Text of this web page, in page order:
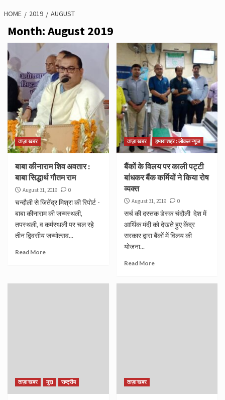
HOME 2019 AUGUST
Month:August 2019
ताज़ा खबर
बाबा कीनाराम शिव अवतार :
बाबा सिद्धार्थ गौतम राम
August 31, 2019 0
चन्दौली से जितेंद्र मिश्रा की रिपोर्ट -
बाबा कीनाराम की जन्मस्थली,
तपस्थली, व कर्मस्थली पर चल रहे
तीन द्विवसीय जन्मोत्सव...
Read More
ताज़ा खबर हमारा शहर : लोकल न्यूज
बैंकों के विलय पर काली पट्टी
बांधकर बैंक कर्मियों ने किया रोष
व्यक्त
August 31, 2019 0
सर्च की दस्तक डेस्क चंदौली देश में
आर्थिक मंदी को देखते हुए केंद्र
सरकार द्वारा बैंकों में विलय की
योजना...
Read More
ताज़ा खबर मुद्दा राष्ट्रीय ताज़ा खबर